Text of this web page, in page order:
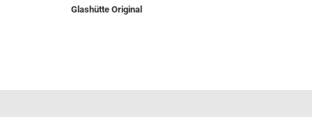
Glashütte Original